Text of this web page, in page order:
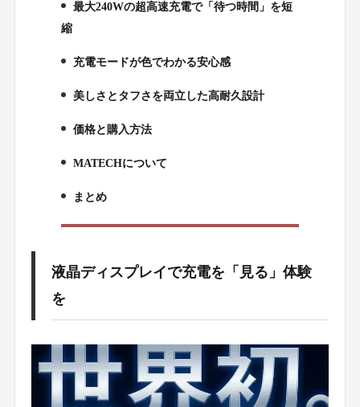
2.
最大240Wの超高速充電で「待つ時間」を短
縮
3.
充電モードが色でわかる安心感
4.
美しさとタフさを両立した高耐久設計
価格と購入方法
6.
MATECHについて
まとめ
液晶ディスプレイで充電を「見る」体験
を